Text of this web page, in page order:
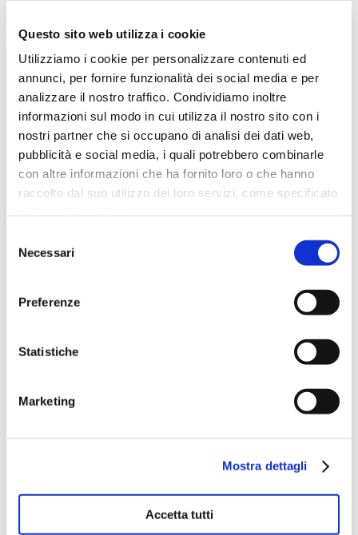
Questo sito web utilizza i cookie
Utilizziamo i cookie per personalizzare contenuti ed
annunci, per fornire funzionalità dei social media e per
analizzare il nostro traffico. Condividiamo inoltre
informazioni sul modo in cui utilizza il nostro sito con i
nostri partner che si occupano di analisi dei dati web,
pubblicità e social media, i quali potrebbero combinarle
con altre informazioni che ha fornito loro o che hanno
raccolto dal suo utilizzo dei loro servizi, come specificato
cookie strettamente necessari.
delNecessari
Preferenze
Statistiche
Marketing
Mostra dettagli
Accetta tutti
This is a search field with an auto-suggest
There are no suggestions because the search